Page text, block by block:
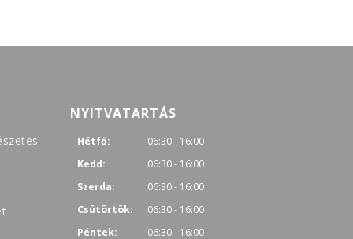
NYITVATARTÁS
Hétfő:
06:30 - 16:00
Kedd:
06:30 - 16:00
Szerda:
06:30 - 16:00
Csütörtök:
06:30 - 16:00
Péntek:
06:30 - 16:00